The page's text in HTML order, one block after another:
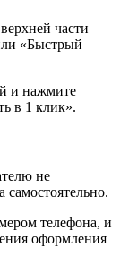
части
«Быстрый
и нажмите
в 1 клик».
не
самостоятельно.
телефона, и
оформления